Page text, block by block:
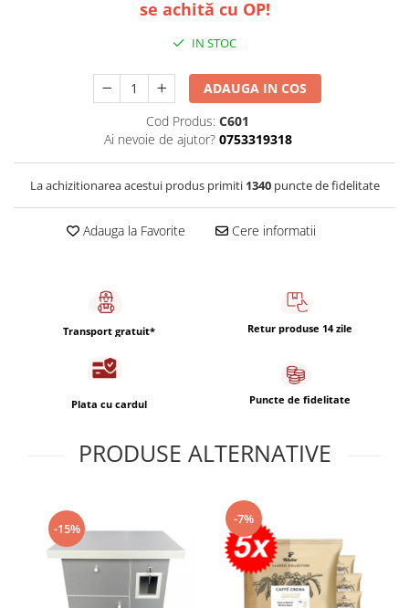
se achită cu OP!
IN STOC
ADAUGA IN COS
Cod Produs: C601
Ai nevoie de ajutor? 0753319318
La achizitionarea acestui produs primiti 1340puncte de fidelitate
Adauga la Favorite Cere informatii
Transport gratuit* Retur produse 14 zile
Plata cu cardul Puncte de fidelitate
PRODUSE ALTERNATIVE
-15%
-7%